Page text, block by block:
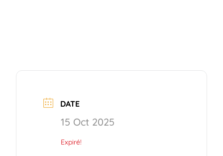
DATE
15 Oct 2025
Expiré!